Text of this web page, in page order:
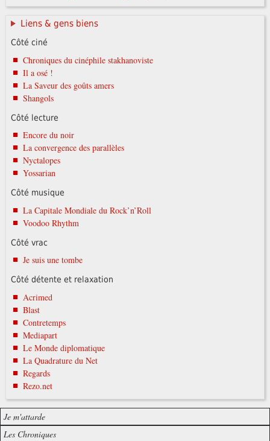
Liens & gens biens
Côté ciné
Chroniques du cinéphile stakhanoviste
Il a osé !
La Saveur des goûts amers
Shangols
Côté lecture
Encore du noir
La convergence des parallèles
Nyctalopes
Yossarian
Côté musique
La Capitale Mondiale du Rock’n’Roll
Voodoo Rhythm
Côté vrac
Je suis une tombe
Côté détente et relaxation
Acrimed
Blast
Contretemps
Mediapart
Le Monde diplomatique
La Quadrature du Net
Regards
Rezo.net
Je m'attarde
Les Chroniques